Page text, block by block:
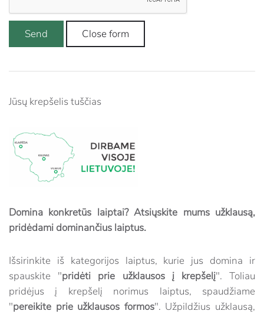
Send Close form
Jūsų krepšelis tuščias
Domina konkretūs laiptai? Atsiųskite mums užklausą,
pridėdami dominančius laiptus.
Išsirinkite iš kategorijos laiptus, kurie jus domina ir
spauskite "pridėti prie užklausos į krepšelį". Toliau
pridėjus į krepšelį norimus laiptus, spaudžiame
"pereikite prie užklausos formos". Užpildžius užklausą,